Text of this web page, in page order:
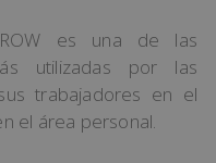
es una de las
utilizadas por las
trabajadores en el
el área personal.